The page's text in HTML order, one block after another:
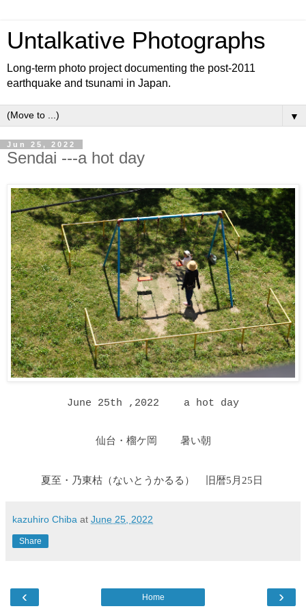
Untalkative Photographs
Long-term photo project documenting the post-2011
earthquake and tsunami in Japan.
▼
Jun 25, 2022
Sendai ---a hot day
June 25th ,2022 a hot day
仙台・榴ケ岡 暑い朝
夏至・乃東枯（ないとうかるる ） 旧暦5月25日
kazuhiro Chiba at June 25, 2022
Share
‹ ›
Home